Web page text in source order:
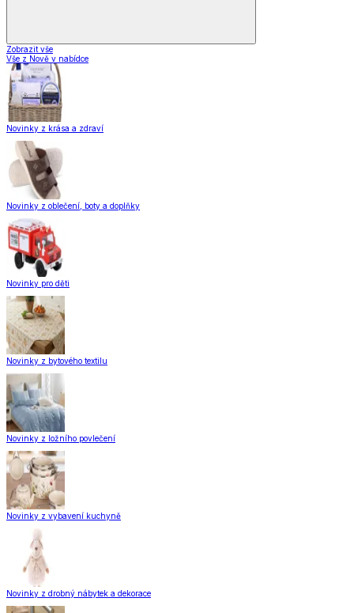
Zobrazit vše
Vše z Nově v nabídce
Novinky z krása a zdraví
Novinky z oblečení, boty a doplňky
Novinky pro děti
Novinky z bytového textilu
Novinky z ložního povlečení
Novinky z vybavení kuchyně
Novinky z drobný nábytek a dekorace